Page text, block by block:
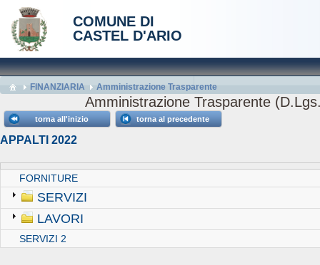
COMUNE DI
CASTEL D'ARIO
FINANZIARIA Amministrazione Trasparente
Amministrazione Trasparente
torna all'inizio torna al precedente
APPALTI 2022
FORNITURE
SERVIZI
LAVORI
SERVIZI 2